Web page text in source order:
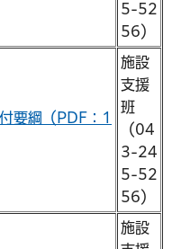
5-52
56）
要綱（PDF：1
施設
支援
班
（04
3-24
5-52
56）
施設